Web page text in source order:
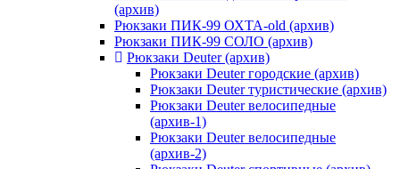
(архив)
Рюкзаки ПИК-99 ОХТА-old (архив)
Рюкзаки ПИК-99 СОЛО (архив)
Рюкзаки Deuter (архив)
Рюкзаки Deuter городские (архив)
Рюкзаки Deuter туристические (архив)
Рюкзаки Deuter велосипедные
(архив-1)
Рюкзаки Deuter велосипедные
(архив-2)